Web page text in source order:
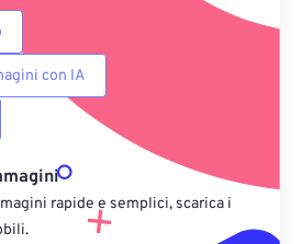
con IA
rapide e semplici, scarica i